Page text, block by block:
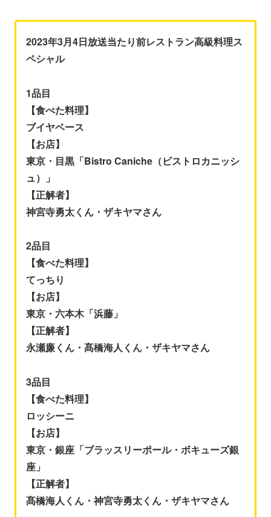
2023年3月4日放送当たり前レストラン高級料理ス
ペシャル
1品目
【食べた料理】
ブイヤベース
【お店】
東京・目黒「Bistro Caniche（ビストロカニッシ
ュ）」
【正解者】
神宮寺勇太くん・ザキヤマさん
2品目
【食べた料理】
てっちり
【お店】
東京・六本木「浜藤」
【正解者】
永瀬廉くん・髙橋海人くん・ザキヤマさん
3品目
【食べた料理】
ロッシーニ
【お店】
東京・銀座「ブラッスリーポール・ボキューズ銀
座」
【正解者】
髙橋海人くん・神宮寺勇太くん・ザキヤマさん